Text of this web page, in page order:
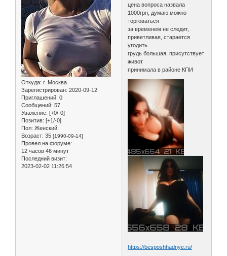
Откуда: г. Москва
Зарегистрирован: 2020-09-12
Приглашений: 0
Сообщений: 57
Уважение: [+0/-0]
Позитив: [+1/-0]
Пол: Женский
Возраст: 35 [1990-09-14]
Провел на форуме:
12 часов 46 минут
Последний визит:
2023-02-02 11:26:54
цена вопроса назвала
1000грн, думаю можно
торговаться
за временем не следит,
приветливая, старается
угодить
грудь большая, присутствует
живот
принимала в районе КПИ
https://besposhhadnye.ru/